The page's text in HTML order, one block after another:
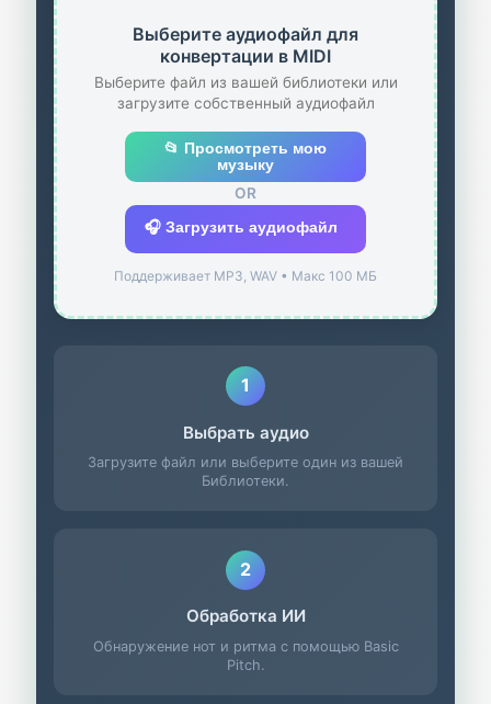
Выберите аудиофайл для
конвертации в MIDI
Выберите файл из вашей библиотеки или
загрузите собственный аудиофайл
📂 Просмотреть мою
музыку
OR
🎧 Загрузить аудиофайл
Поддерживает MP3, WAV • Макс 100 МБ
1
Выбрать аудио
Загрузите файл или выберите один из вашей
Библиотеки.
2
Обработка ИИ
Обнаружение нот и ритма с помощью Basic
Pitch.